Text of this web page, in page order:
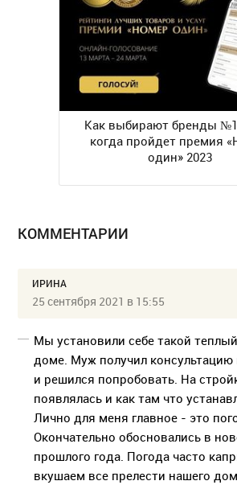
Как выбирают бренды
когда пройдет премия
один» 2023
КОММЕНТАРИИ
ИРИНА
25 сентября 2021 в 15:55
Мы установили себе такой
доме. Муж получил консультацию
и решился попробовать. На
появлялась и как там что
Лично для меня главное - это
Окончательно обосновались в
прошлого года. Погода часто
вкушаем все прелести нашего